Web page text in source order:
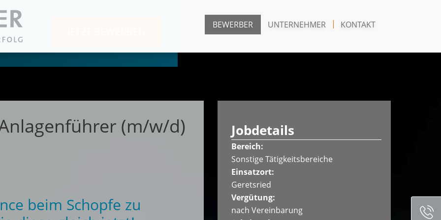
BEWERBER UNTERNEHMER KONTAKT
(m/w/d)
beim Schopfe zu
Jobdetails
Bereich:
Sonstige Tätigkeitsbereiche
Einsatzort:
Geretsried
Vergütung:
nach Vereinbarung